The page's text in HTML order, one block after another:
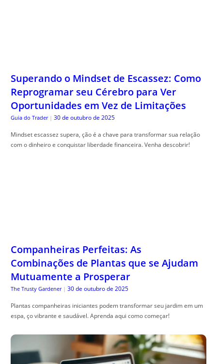
Superando o Mindset de Escassez: Como
Reprogramar seu Cérebro para Ver
Oportunidades em Vez de Limitações
Guia do Trader | 30 de outubro de 2025
Mindset escassez supera, ção é a chave para transformar sua relação
com o dinheiro e conquistar liberdade financeira. Venha descobrir!
Companheiras Perfeitas: As
Combinações de Plantas que se Ajudam
Mutuamente a Prosperar
The Trusty Gardener | 30 de outubro de 2025
Plantas companheiras iniciantes podem transformar seu jardim em um
espa, ço vibrante e saudável. Aprenda aqui como começar!